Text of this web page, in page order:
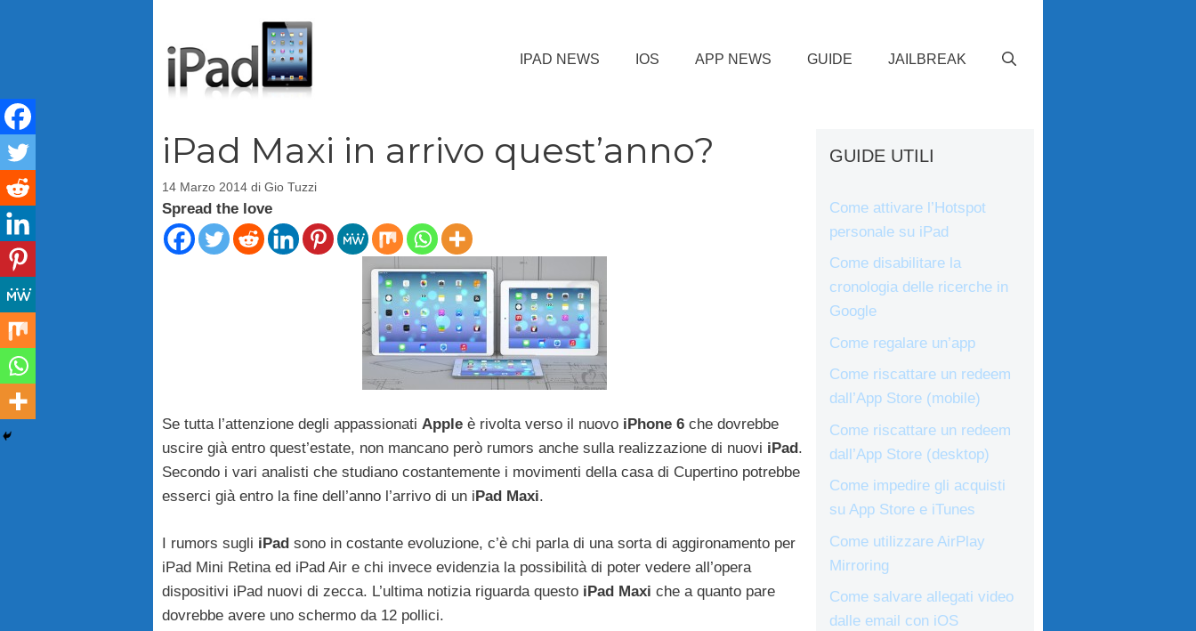
IPAD NEWS IOS APP NEWS GUIDE JAILBREAK
iPad Maxi in arrivo quest’anno?
14 Marzo 2014 di Gio Tuzzi
Spread the love
Se tutta l’attenzione degli appassionati Apple è rivolta verso il nuovo iPhone 6 che dovrebbe
uscire già entro quest’estate, non mancano però rumors anche sulla realizzazione di nuovi iPad .
Secondo i vari analisti che studiano costantemente i movimenti della casa di Cupertino potrebbe
esserci già entro la fine dell’anno l’arrivo di un i Pad Maxi.
I rumors sugli iPad sono in costante evoluzione, c’è chi parla di una sorta di aggironamento per
iPad Mini Retina ed iPad Air e chi invece evidenzia la possibilità di poter vedere all’opera
dispositivi iPad nuovi di zecca. L’ultima notizia riguarda questo iPad Maxi che a quanto pare
dovrebbe avere uno schermo da 12 pollici.
GUIDE UTILI
Come attivare l’Hotspot
personale su iPad
Come disabilitare la
cronologia delle ricerche in
Google
Come regalare un’app
Come riscattare un redeem
dall’App Store (mobile)
Come riscattare un redeem
dall’App Store (desktop)
Come impedire gli acquisti
su App Store e iTunes
Come utilizzare AirPlay
Mirroring
Come salvare allegati video
dalle email con iOS